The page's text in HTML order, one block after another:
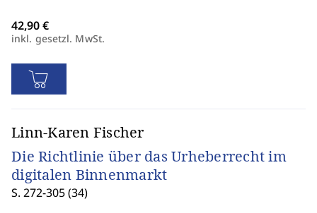
inkl. gesetzl. MwSt.
Linn-Karen Fischer
Die Richtlinie über das Urheberrecht im
digitalen Binnenmarkt
S. 272-305 (34)